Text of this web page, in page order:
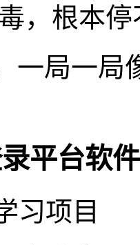
，根本
一局一局
录平台软
习项目